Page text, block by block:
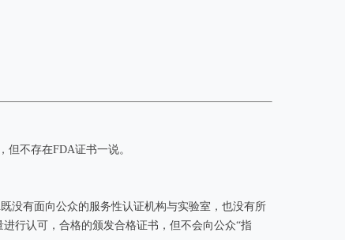
不存在FDA证书一说。
有面向公众的服务性认证机构与实验室，也没有所
行认可，合格的颁发合格证书，但不会向公众“指